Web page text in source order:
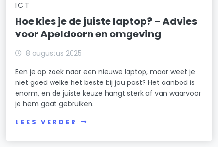
ICT
Hoe kies je de juiste laptop? – Advies
voor Apeldoorn en omgeving
8 augustus 2025
Ben je op zoek naar een nieuwe laptop, maar weet je
niet goed welke het beste bij jou past? Het aanbod is
enorm, en de juiste keuze hangt sterk af van waarvoor
je hem gaat gebruiken.
LEES VERDER